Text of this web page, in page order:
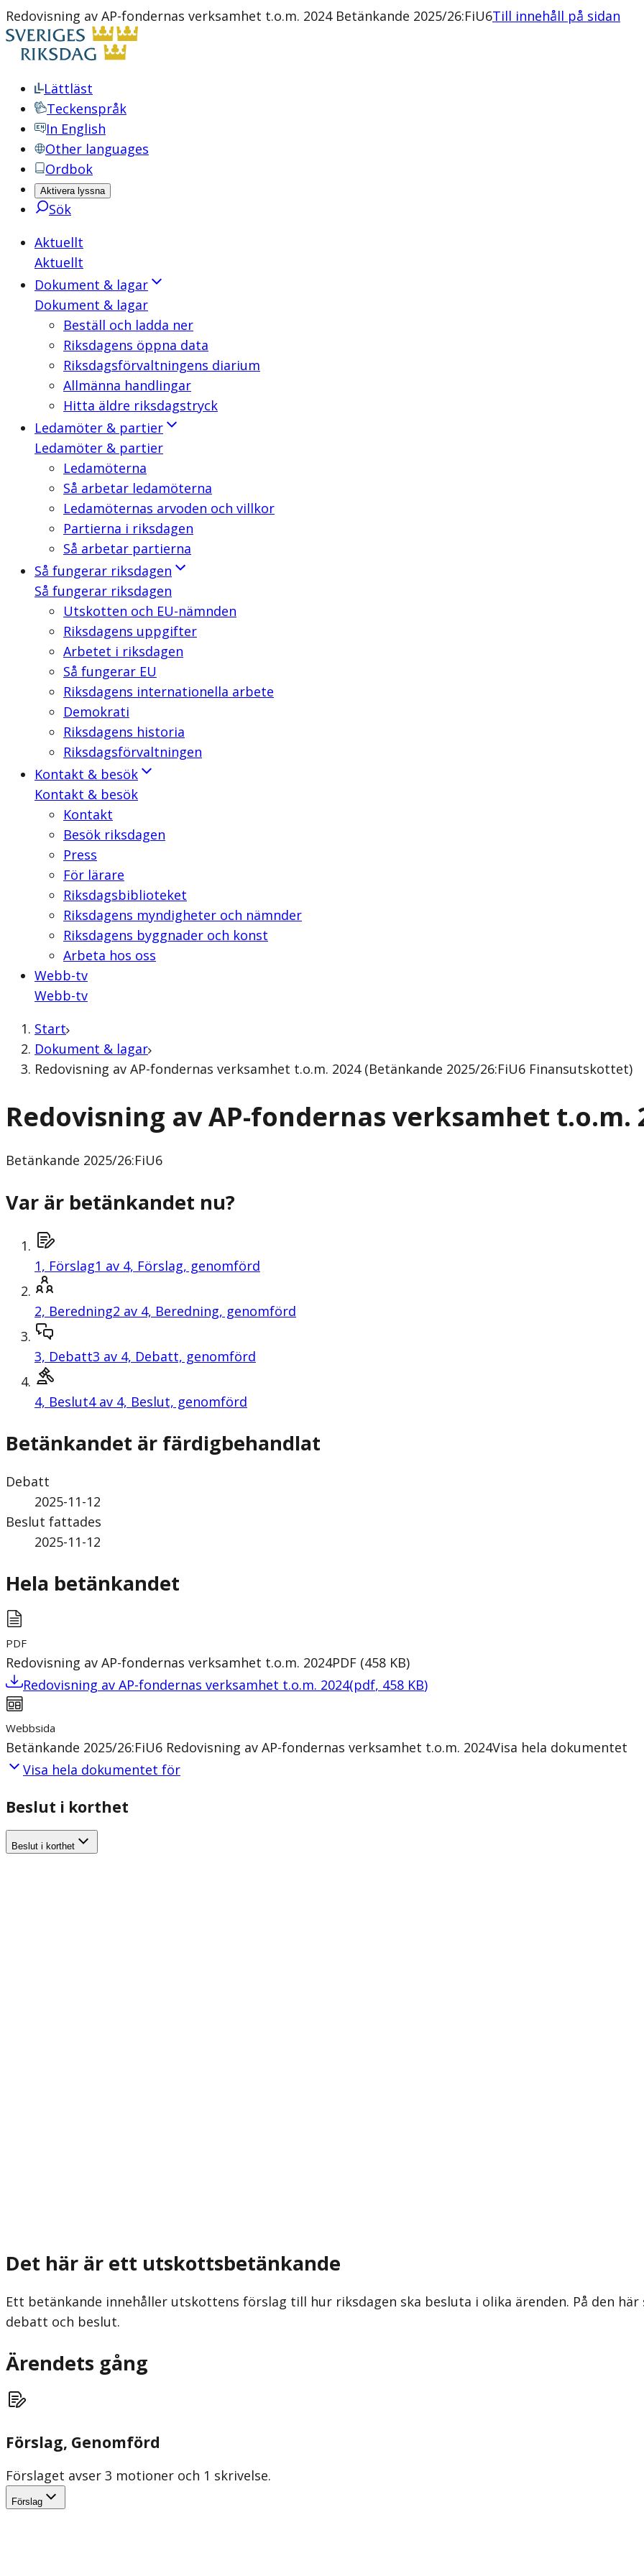
Redovisning av AP-fondernas verksamhet t.o.m. 2024 Betänkande 2025/26:FiU6Till innehåll på sidan
Lättläst
Teckenspråk
In English
Other languages
Ordbok
Aktivera lyssna
Sök
Aktuellt
Aktuellt
Dokument & lagar
Dokument & lagar
Beställ och ladda ner
Riksdagens öppna data
Riksdagsförvaltningens diarium
Allmänna handlingar
Hitta äldre riksdagstryck
Ledamöter & partier
Ledamöter & partier
Ledamöterna
Så arbetar ledamöterna
Ledamöternas arvoden och villkor
Partierna i riksdagen
Så arbetar partierna
Så fungerar riksdagen
Så fungerar riksdagen
Utskotten och EU-nämnden
Riksdagens uppgifter
Arbetet i riksdagen
Så fungerar EU
Riksdagens internationella arbete
Demokrati
Riksdagens historia
Riksdagsförvaltningen
Kontakt & besök
Kontakt & besök
Kontakt
Besök riksdagen
Press
För lärare
Riksdagsbiblioteket
Riksdagens myndigheter och nämnder
Riksdagens byggnader och konst
Arbeta hos oss
Webb-tv
Webb-tv
Start
Dokument & lagar
Redovisning av AP-fondernas verksamhet t.o.m. 2024 (Betänkande 2025/26:FiU6 Finansutskottet)
Redovisning av AP-fondernas verksamhet t.o.m.
Betänkande 2025/26:FiU6
Var är betänkandet nu?
1, Förslag1 av 4, Förslag, genomförd
2, Beredning2 av 4, Beredning, genomförd
3, Debatt3 av 4, Debatt, genomförd
4, Beslut4 av 4, Beslut, genomförd
Betänkandet är färdigbehandlat
Debatt
2025-11-12
Beslut fattades
2025-11-12
Hela betänkandet
PDF
Redovisning av AP-fondernas verksamhet t.o.m. 2024PDF (458 KB)
Redovisning av AP-fondernas verksamhet t.o.m. 2024(pdf, 458 KB)
Webbsida
Betänkande 2025/26:FiU6 Redovisning av AP-fondernas verksamhet t.o.m. 2024Visa hela dokumentet
Visa hela dokumentet för
Beslut i korthet
Beslut i korthet
Det här är ett utskottsbetänkande
Ett betänkande innehåller utskottens förslag till hur riksdagen ska besluta i olika ärenden. På den
debatt och beslut.
Ärendets gång
Förslag, Genomförd
Förslaget avser 3 motioner och 1 skrivelse.
Förslag